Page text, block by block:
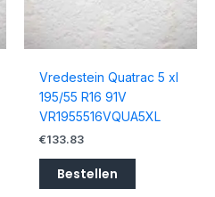
Vredestein Quatrac 5 xl
195/55 R16 91V
VR1955516VQUA5XL
€133.83
Bestellen